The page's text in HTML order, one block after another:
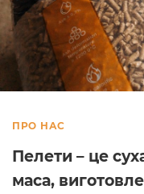
ПРО НАС
Пелети – це
маса,